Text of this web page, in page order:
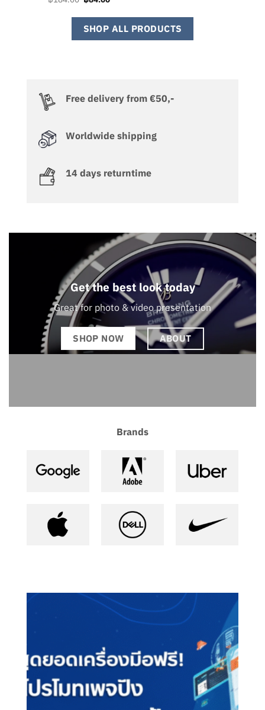
price
SHOP ALL PRODUCTS
Free delivery from €50,-
Worldwide shipping
14 days returntime
Get the best look today
Great for photo & video presentation
SHOP NOW ABOUT
Brands